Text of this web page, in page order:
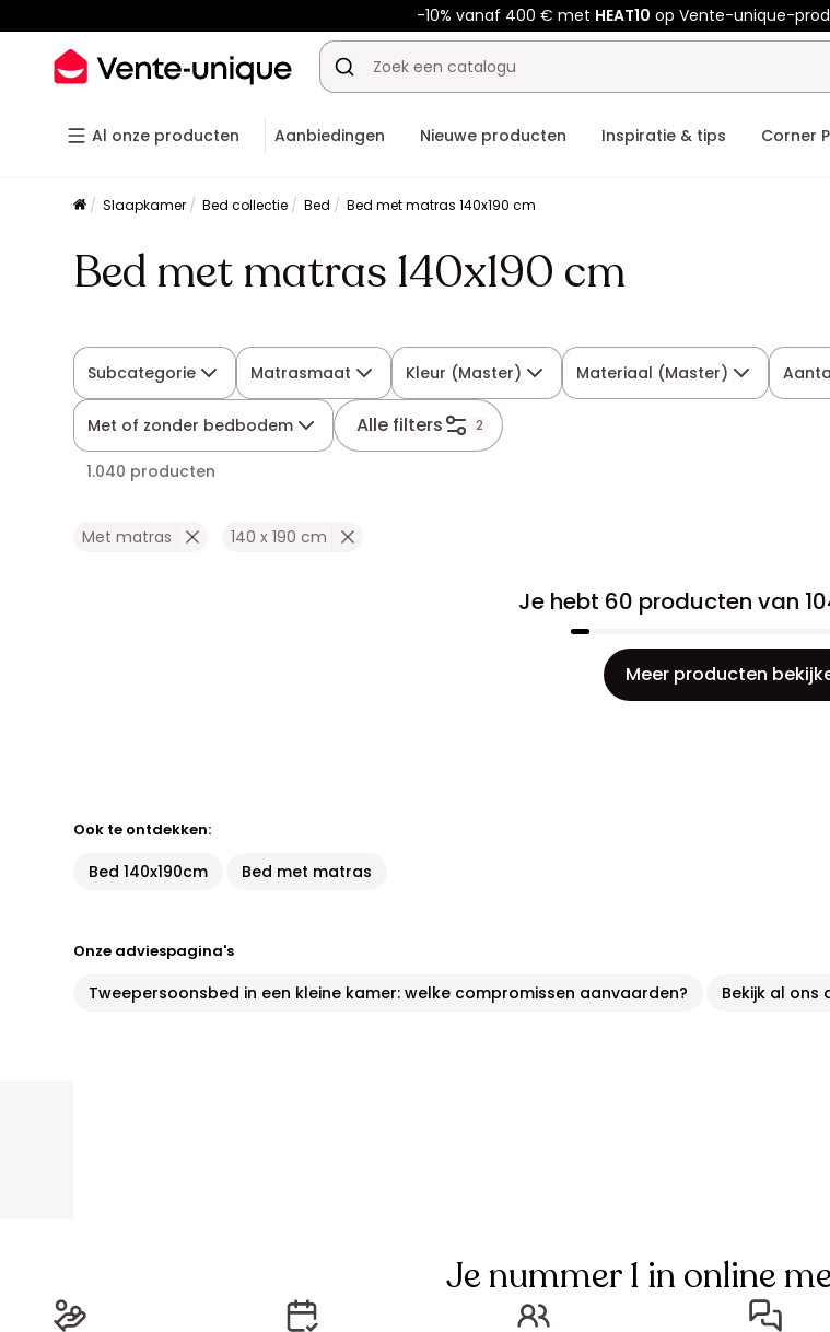
-10% vanaf 400 € met HEAT10op Vente-unique-
Al onze producten Aanbiedingen Nieuwe producten Inspiratie & tips Corner
Slaapkamer Bed collectie Bed Bed met matras 140x190 cm
Bed met matras 140x190 cm
Subcategorie Matrasmaat Kleur (Master) Materiaal (Master)
Met of zonder bedbodem Alle filters 2
1.040 producten
Met matras 140 x 190 cm
Je hebt 60 producten van
Meer producten
Ook te ontdekken:
Bed 140x190cm Bed met matras
Onze adviespagina's
Tweepersoonsbed in een kleine kamer: welke compromissen aanvaarden? Bekijk al ons
Je nummer 1 in online